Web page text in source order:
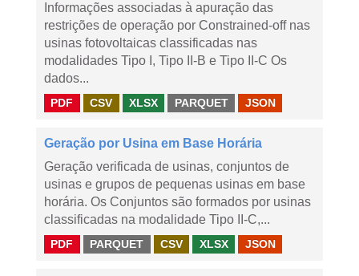
Informações associadas à apuração das
restrições de operação por Constrained-off nas
usinas fotovoltaicas classificadas nas
modalidades Tipo I, Tipo II-B e Tipo II-C Os
dados...
PDF CSV XLSX PARQUET JSON
Geração por Usina em Base Horária
Geração verificada de usinas, conjuntos de
usinas e grupos de pequenas usinas em base
horária. Os Conjuntos são formados por usinas
classificadas na modalidade Tipo II-C,...
PDF PARQUET CSV XLSX JSON